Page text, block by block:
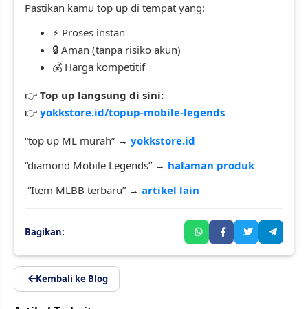
Pastikan kamu top up di tempat yang:
⚡ Proses instan
🔒 Aman (tanpa risiko akun)
💰 Harga kompetitif
👉 Top up langsung di sini:
👉 yokkstore.id/topup-mobile-legends
“top up ML murah” → yokkstore.id
“diamond Mobile Legends” → halaman produk
“Item MLBB terbaru” → artikel lain
Bagikan:
Kembali ke Blog